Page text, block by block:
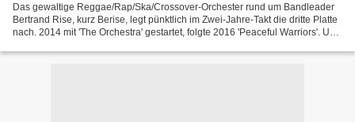
Das gewaltige Reggae/Rap/Ska/Crossover-Orchester rund um Bandleader
Bertrand Rise, kurz Berise, legt pünktlich im Zwei-Jahre-Takt die dritte Platte
nach. 2014 mit 'The Orchestra' gestartet, folgte 2016 'Peaceful Warriors'. Und